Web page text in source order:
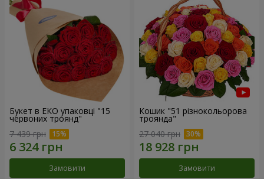
Букет в ЕКО упаковці "15
червоних троянд"
7 439 грн
Замовити
Кошик "51 різнокольорова
троянда"
27 040 грн
Замовити